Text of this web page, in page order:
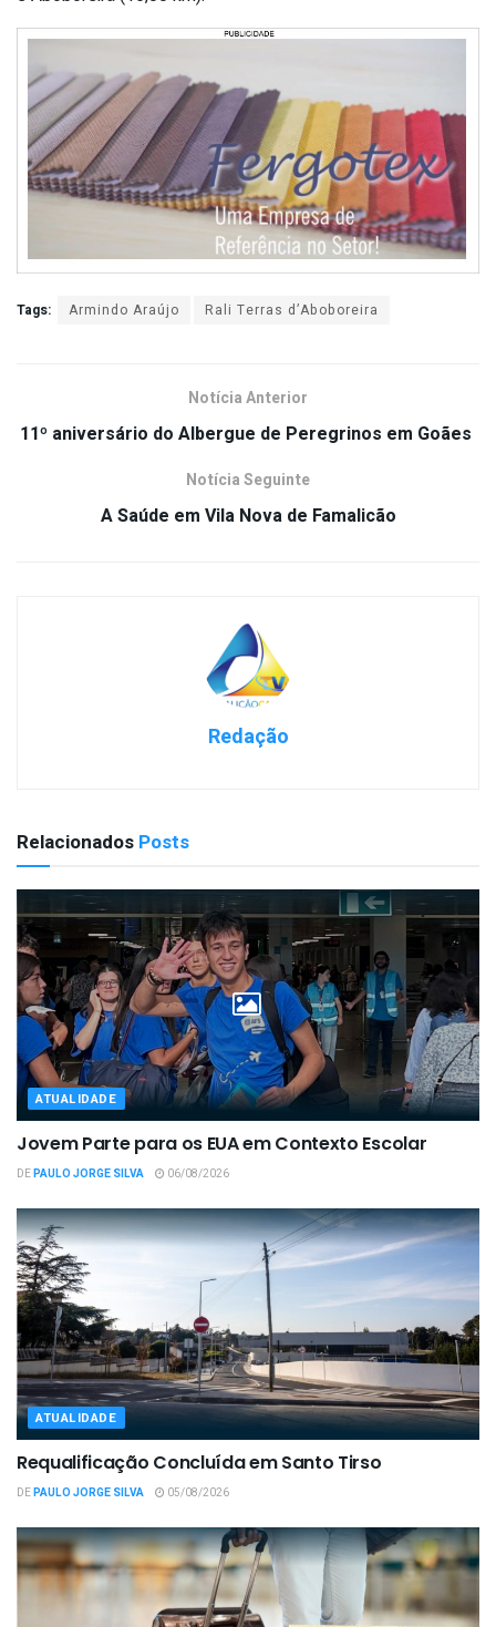
Tags: Armindo Araújo Rali Terras d’Aboboreira
Notícia Anterior
11º aniversário do Albergue de Peregrinos em Goães
Notícia Seguinte
A Saúde em Vila Nova de Famalicão
Redação
Relacionados Posts
ATUALIDADE
Jovem Parte para os EUA em Contexto Escolar
DEPAULO JORGE SILVA 06/08/2026
ATUALIDADE
Requalificação Concluída em Santo Tirso
DEPAULO JORGE SILVA 05/08/2026